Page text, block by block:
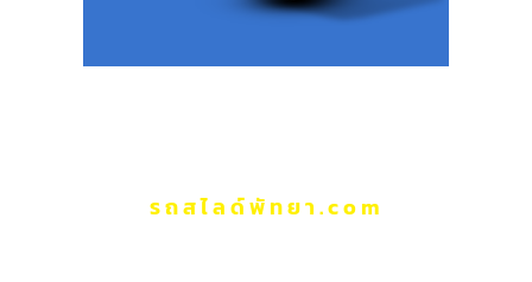
รถสไลด์พัทยา.com